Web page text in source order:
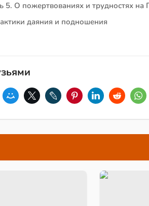
5. О пожертвованиях и трудностях на
даяния и подношения